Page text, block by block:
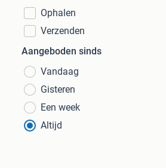
Ophalen
Verzenden
Aangeboden sinds
Vandaag
Gisteren
Een week
Altijd